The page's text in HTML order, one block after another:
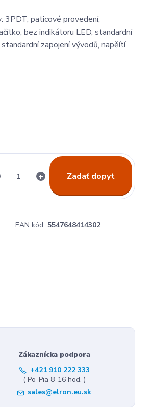
3PDT, paticové provedení,
bez indikátoru LED, standardní
zapojení vývodů, napěítí
Zadať dopyt
EAN kód: 5547648414302
Zákaznícka podpora
+421 910 222 333
( Po-Pia 8-16 hod. )
sales@elron.eu.sk